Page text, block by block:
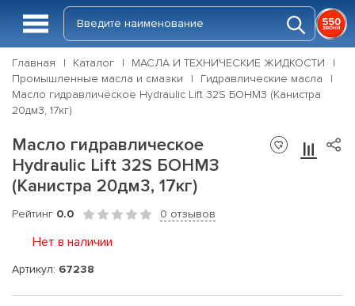
Главная Каталог
МАСЛА И ТЕХНИЧЕСКИЕ ЖИДКОСТИ
Промышленные масла и смазки
Гидравлические масла
Масло гидравлическое Hydraulic Lift 32S БОНМЗ (Канистра
20дм3, 17кг)
Масло гидравлическое
Hydraulic Lift 32S БОНМЗ
(Канистра 20дм3, 17кг)
Рейтинг 0.0 0 отзывов
Нет в наличии
Артикул: 67238